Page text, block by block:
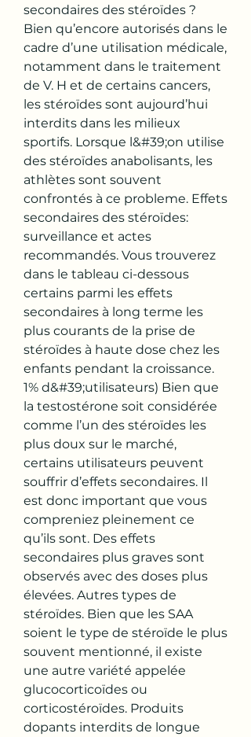
secondaires des stéroïdes ?
Bien qu’encore autorisés dans le
cadre d’une utilisation médicale,
notamment dans le traitement
de V. H et de certains cancers,
les stéroïdes sont aujourd’hui
interdits dans les milieux
sportifs. Lorsque l&#39;on utilise
des stéroïdes anabolisants, les
athlètes sont souvent
confrontés à ce probleme. Effets
secondaires des stéroïdes:
surveillance et actes
recommandés. Vous trouverez
dans le tableau ci-dessous
certains parmi les effets
secondaires à long terme les
plus courants de la prise de
stéroïdes à haute dose chez les
enfants pendant la croissance.
1% d&#39;utilisateurs) Bien que
la testostérone soit considérée
comme l’un des stéroïdes les
plus doux sur le marché,
certains utilisateurs peuvent
souffrir d’effets secondaires. Il
est donc important que vous
compreniez pleinement ce
qu’ils sont. Des effets
secondaires plus graves sont
observés avec des doses plus
élevées. Autres types de
stéroïdes. Bien que les SAA
soient le type de stéroïde le plus
souvent mentionné, il existe
une autre variété appelée
glucocorticoïdes ou
corticostéroïdes. Produits
dopants interdits de longue